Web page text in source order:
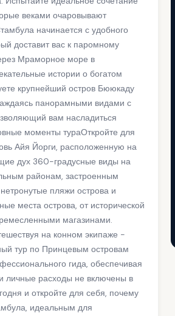
веками очаровывают
начинается с удобного
доставит вас к паромному
Мраморное море в
истории о богатом
крупнейший остров Бююкаду
панорамными видами с
вам насладиться
моменты тураОткройте для
Айя Йорги, расположенную на
дух 360-градусные виды на
районам, застроенным
пляжи острова и
места острова, от исторической
магазинами.
на конном экипаже -
тур по Принцевым островам
гида, обеспечивая
личные расходы не включены в
и откройте для себя, почему
идеальным для